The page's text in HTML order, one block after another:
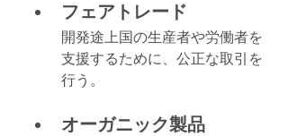
フェアトレード
開発途上国の生産者や労働者を
支援するために、公正な取引を
行う。
オーガニック製品